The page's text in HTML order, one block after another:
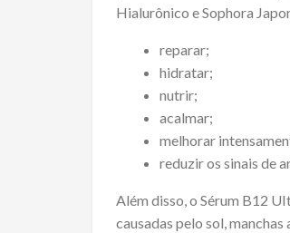
Hialurônico e Sophora
reparar;
hidratar;
nutrir;
acalmar;
melhorar
reduzir os sinais de
Além disso, o Sérum B12
causadas pelo sol,